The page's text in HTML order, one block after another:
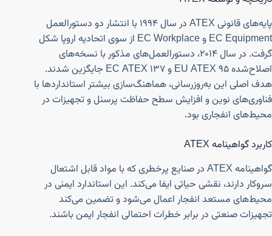
پایه‌های قانونی ATEX در سال ۱۹۹۴ با انتشار دو دستورالعمل
EC Equipment و EC Workplace از سوی اتحادیه اروپا شکل
گرفت. در سال ۲۰۱۴، دستورالعمل‌های مذکور با نسخه‌های
اصلاح‌شده EU ATEX 95 و EC ATEX 137 جایگزین شدند.
هدف اصلی این به‌روزرسانی، هماهنگ‌سازی بیشتر استانداردها با
فناوری‌های نوین و افزایش سطح حفاظت پرسنل و تجهیزات در
محیط‌های انفجاری بود.
کاربرد گواهینامه ATEX
گواهینامه ATEX در صنایع پرخطری که با مواد قابل اشتعال
سروکار دارند، نقشی حیاتی ایفا می‌کند. این استاندارد ایمنی در
محیط‌های مستعد انفجار اعمال می‌شود و تضمین می‌کند
تجهیزات صنعتی در برابر خطرات احتمالی انفجار ایمن باشند.